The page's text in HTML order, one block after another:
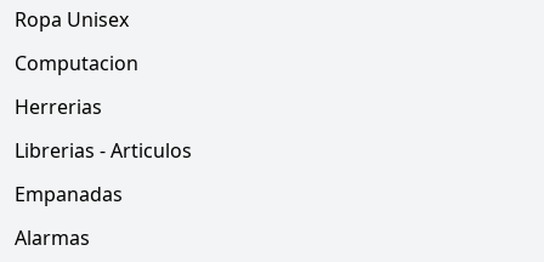
Ropa Unisex
Computacion
Herrerias
Librerias - Articulos
Empanadas
Alarmas